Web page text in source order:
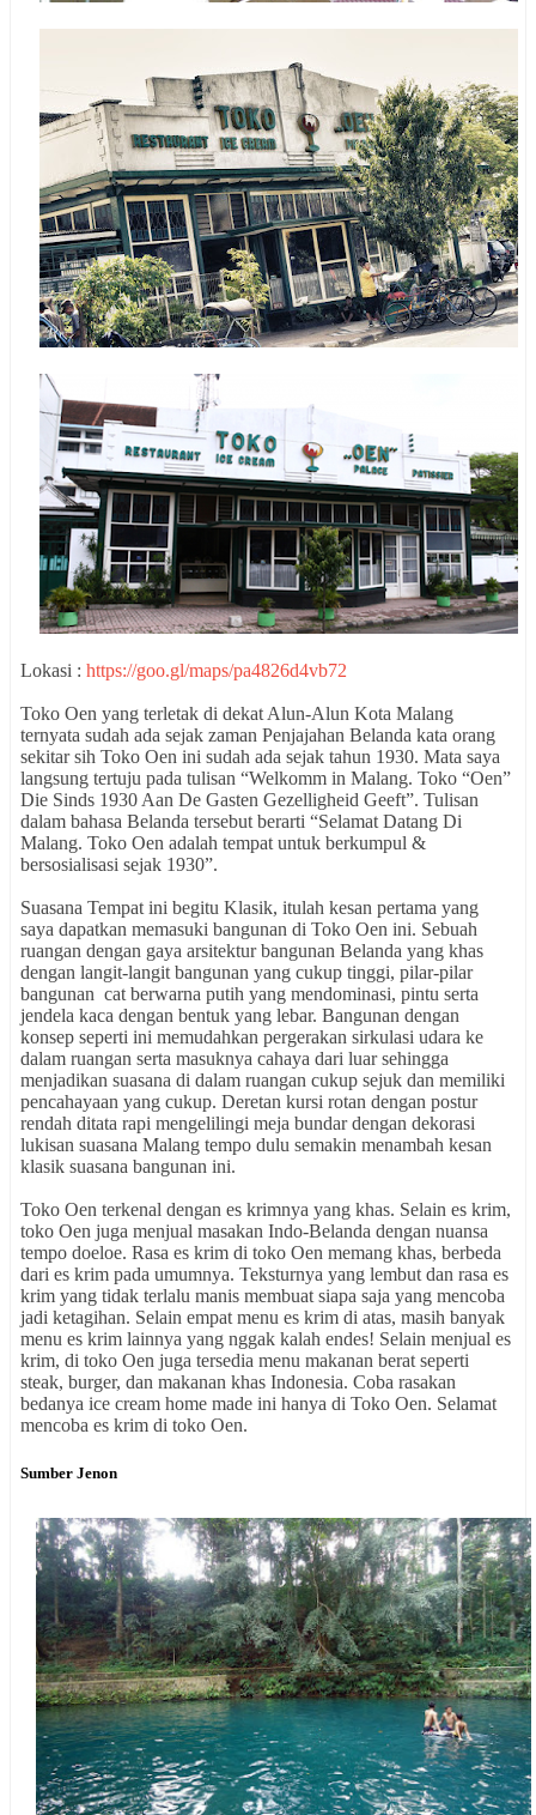
Lokasi : https://goo.gl/maps/pa4826d4vb72
Toko Oen yang terletak di dekat Alun-Alun Kota Malang
ternyata sudah ada sejak zaman Penjajahan Belanda kata orang
sekitar sih Toko Oen ini sudah ada sejak tahun 1930. Mata saya
langsung tertuju pada tulisan “Welkomm in Malang. Toko “Oen”
Die Sinds 1930 Aan De Gasten Gezelligheid Geeft”. Tulisan
dalam bahasa Belanda tersebut berarti “Selamat Datang Di
Malang. Toko Oen adalah tempat untuk berkumpul &
bersosialisasi sejak 1930”.
Suasana Tempat ini begitu Klasik, itulah kesan pertama yang
saya dapatkan memasuki bangunan di Toko Oen ini. Sebuah
ruangan dengan gaya arsitektur bangunan Belanda yang khas
dengan langit-langit bangunan yang cukup tinggi, pilar-pilar
bangunan cat berwarna putih yang mendominasi, pintu serta
jendela kaca dengan bentuk yang lebar. Bangunan dengan
konsep seperti ini memudahkan pergerakan sirkulasi udara ke
dalam ruangan serta masuknya cahaya dari luar sehingga
menjadikan suasana di dalam ruangan cukup sejuk dan memiliki
pencahayaan yang cukup. Deretan kursi rotan dengan postur
rendah ditata rapi mengelilingi meja bundar dengan dekorasi
lukisan suasana Malang tempo dulu semakin menambah kesan
klasik suasana bangunan ini.
Toko Oen terkenal dengan es krimnya yang khas. Selain es krim,
toko Oen juga menjual masakan Indo-Belanda dengan nuansa
tempo doeloe. Rasa es krim di toko Oen memang khas, berbeda
dari es krim pada umumnya. Teksturnya yang lembut dan rasa es
krim yang tidak terlalu manis membuat siapa saja yang mencoba
jadi ketagihan. Selain empat menu es krim di atas, masih banyak
menu es krim lainnya yang nggak kalah endes! Selain menjual es
krim, di toko Oen juga tersedia menu makanan berat seperti
steak, burger, dan makanan khas Indonesia. Coba rasakan
bedanya ice cream home made ini hanya di Toko Oen. Selamat
mencoba es krim di toko Oen.
Sumber Jenon